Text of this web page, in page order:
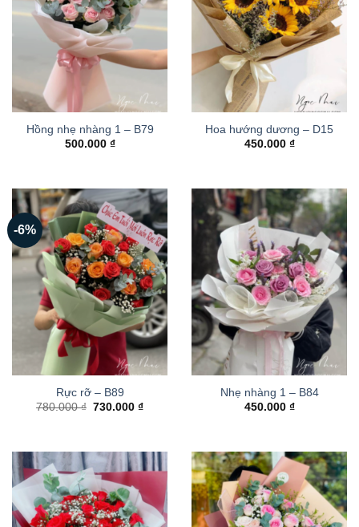
Hồng nhẹ nhàng 1 – B79
500.000 ₫
Hoa hướng dương – D15
450.000 ₫
-6%
Rực rỡ – B89
780.000₫ Giá
730.000₫Giá
Nhẹ nhàng 1 – B84
450.000 ₫